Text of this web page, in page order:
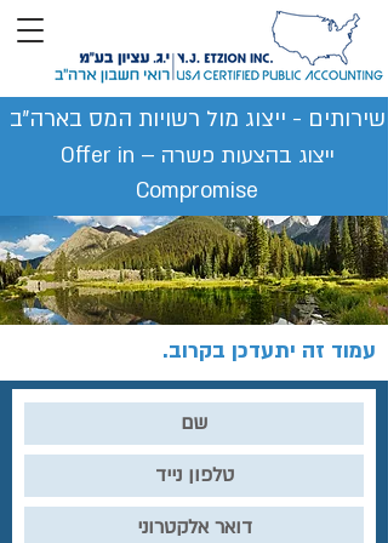
עמוד זה יתעדכן בקרוב.
שירותים - ייצוג מול רשויות המס בארה״ב
ייצוג בהצעות פשרה – Offer in
Compromise